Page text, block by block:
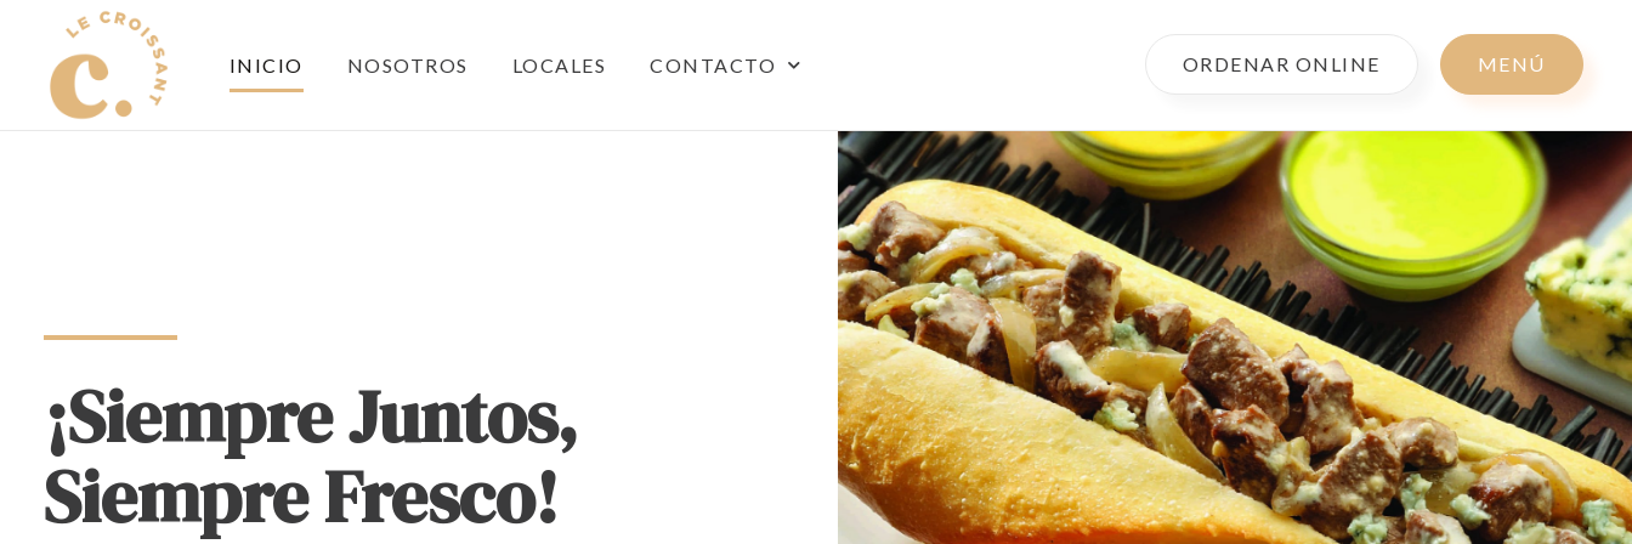
INICIO NOSOTROS LOCALES CONTACTO ORDENAR ONLINE MENÚ
¡Siempre Juntos,
Siempre Fresco!